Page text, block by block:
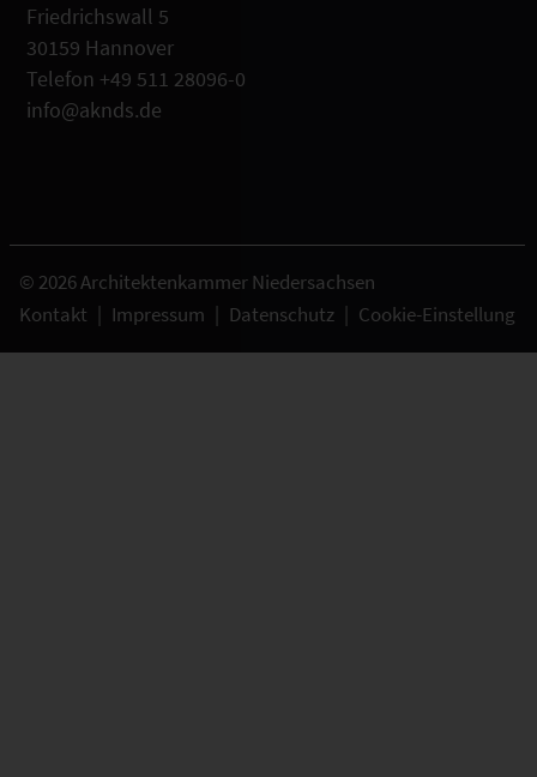
Friedrichswall 5
30159 Hannover
Telefon +49 511 28096-0
info@aknds.de
© 2026 Architektenkammer Niedersachsen
Kontakt | Impressum | Datenschutz | Cookie-Einstellung